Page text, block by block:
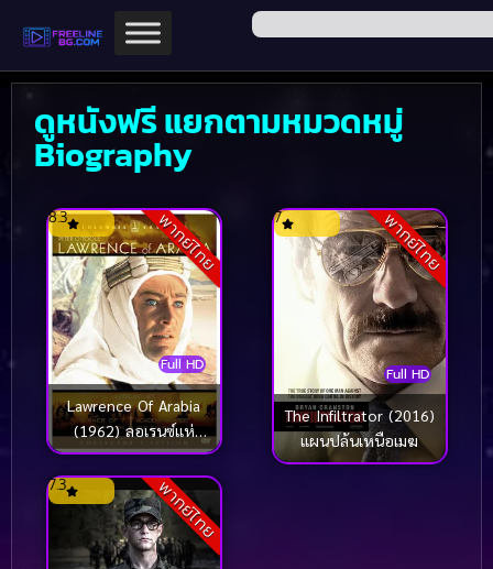
ดูหนังฟรี แยกตามหมวดหมู่
Biography
พากย์ไทย
Full HD
8.3
Lawrence Of Arabia
(1962) ลอเรนซ์แห่
งอารเบีย
พากย์ไทย
Full HD
7
The Infiltrator (2016)
แผนปล้นเหนือเมฆ
พากย์ไทย
7.3